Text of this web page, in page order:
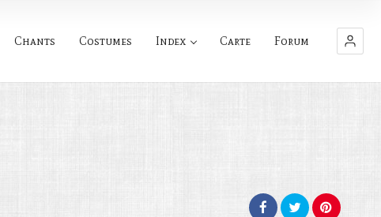
Chants Costumes Index Carte Forum